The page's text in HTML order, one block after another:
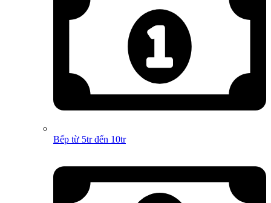
Bếp từ 5tr đến 10tr